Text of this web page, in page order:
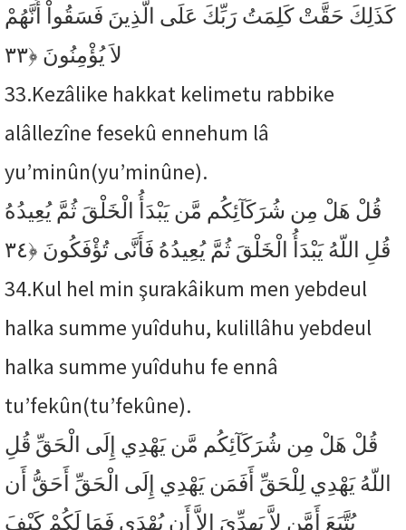
كَذَلِكَ حَقَّتْ كَلِمَتُ رَبِّكَ عَلَى الَّذِينَ فَسَقُواْ أَنَّهُمْ
لاَ يُؤْمِنُونَ ﴿٣٣
33.Kezâlike hakkat kelimetu rabbike
alâllezîne fesekû ennehum lâ
yu’minûn(yu’minûne).
قُلْ هَلْ مِن شُرَكَآئِكُم مَّن يَبْدَأُ الْخَلْقَ ثُمَّ يُعِيدُهُ
قُلِ اللّهُ يَبْدَأُ الْخَلْقَ ثُمَّ يُعِيدُهُ فَأَنَّى تُؤْفَكُونَ ﴿٣٤
34.Kul hel min şurakâikum men yebdeul
halka summe yuîduhu, kulillâhu yebdeul
halka summe yuîduhu fe ennâ
tu’fekûn(tu’fekûne).
قُلْ هَلْ مِن شُرَكَآئِكُم مَّن يَهْدِي إِلَى الْحَقِّ قُلِ
اللّهُ يَهْدِي لِلْحَقِّ أَفَمَن يَهْدِي إِلَى الْحَقِّ أَحَقُّ أَن
يُتَّبَعَ أَمَّن لاَّ يَهِدِّيَ إِلاَّ أَن يُهْدَى فَمَا لَكُمْ كَيْفَ